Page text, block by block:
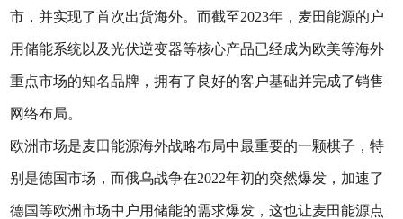
市，并实现了首次出货海外。而截至2023年，麦田能源的户
用储能系统以及光伏逆变器等核心产品已经成为欧美等海外
重点市场的知名品牌，拥有了良好的客户基础并完成了销售
网络布局。
欧洲市场是麦田能源海外战略布局中最重要的一颗棋子，特
别是德国市场，而俄乌战争在2022年初的突然爆发，加速了
德国等欧洲市场中户用储能的需求爆发，这也让麦田能源点